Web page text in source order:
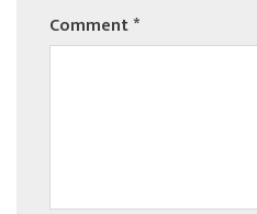
Comment*